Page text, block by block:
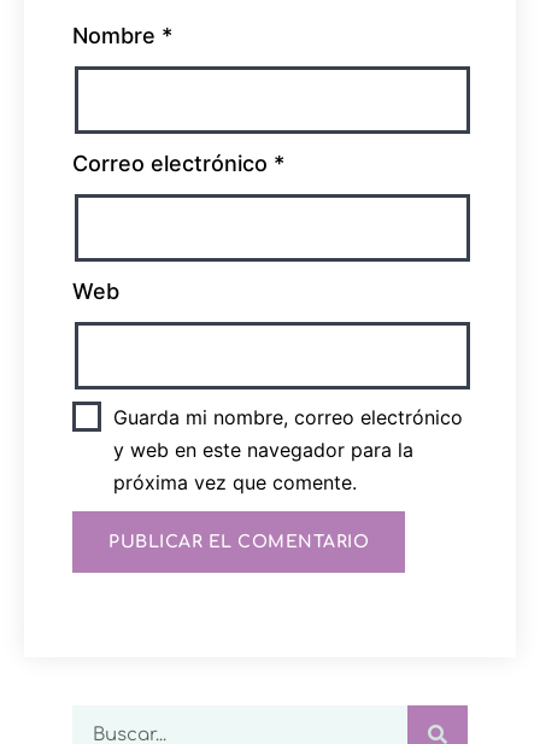
Nombre *
Correo electrónico *
Web
Guarda mi nombre, correo electrónico
y web en este navegador para la
próxima vez que comente.